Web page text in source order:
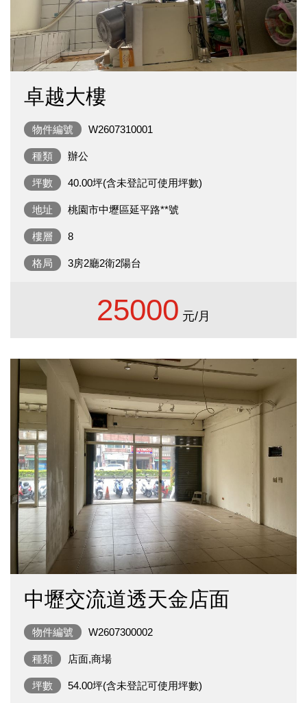
卓越大樓
物件編號 W2607310001
種類 辦公
坪數 40.00坪(含未登記可使用坪數)
地址 桃園市中壢區延平路**號
樓層 8
格局 3房2廳2衛2陽台
25000 元/月
中壢交流道透天金店面
物件編號 W2607300002
種類 店面,商場
坪數 54.00坪(含未登記可使用坪數)